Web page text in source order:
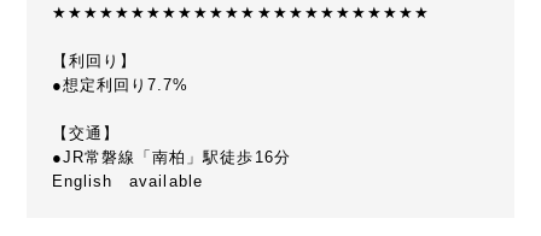
★★★★★★★★★★★★★★★★★★★★★★★★
【利回り】
●想定利回り7.7%
【交通】
●JR常磐線「南柏」駅徒歩16分
English available